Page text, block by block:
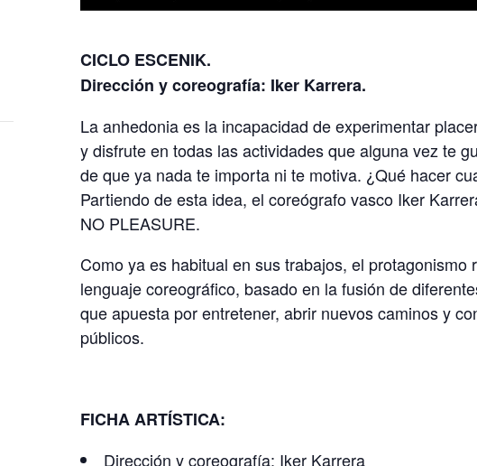
CICLO ESCENIK.
Dirección y coreografía: Iker Karrera.
La anhedonia es la incapacidad de experimentar
y disfrute en todas las actividades que alguna vez te
de que ya nada te importa ni te motiva. ¿Qué hacer
Partiendo de esta idea, el coreógrafo vasco Iker
NO PLEASURE.
Como ya es habitual en sus trabajos, el protagonismo
lenguaje coreográfico, basado en la fusión de
que apuesta por entretener, abrir nuevos caminos y
públicos.
FICHA ARTÍSTICA:
Dirección y coreografía: Iker Karrera